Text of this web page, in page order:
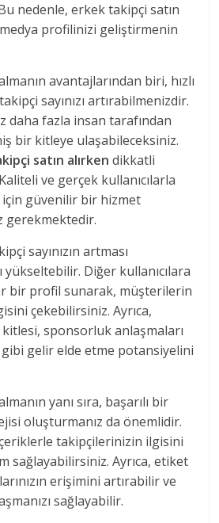
nedenle, erkek takipçi satın
profilinizi geliştirmenin
avantajlarından biri, hızlı
sayınızı artırabilmenizdir.
daha fazla insan tarafından
bir kitleye ulaşabileceksiniz.
satın alırken dikkatli
ve gerçek kullanıcılarla
güvenilir bir hizmet
gerekmektedir.
sayınızın artması
yükseltebilir. Diğer kullanıcılara
bir profil sunarak, müşterilerin
çekebilirsiniz. Ayrıca,
sponsorluk anlaşmaları
gibi gelir elde etme potansiyelini
yanı sıra, başarılı bir
oluşturmanız da önemlidir.
takipçilerinizin ilgisini
sağlayabilirsiniz. Ayrıca, etiket
erişimini artırabilir ve
sağlayabilir.